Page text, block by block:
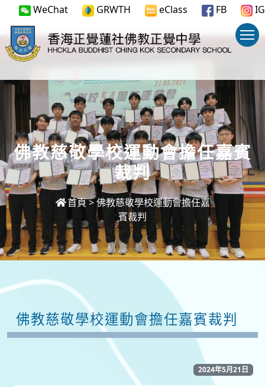
WeChat GRWTH eClass FB IG
佛教慈敬學校運動會擔任嘉賓
裁判
首頁> 佛教慈敬學校運動會擔任嘉
賓裁判
佛教慈敬學校運動會擔任嘉賓裁判
2024年5月21日